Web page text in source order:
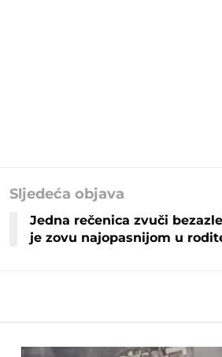
Sljedeća objava
Jedna rečenica zvuči
je zovu najopasnijom u